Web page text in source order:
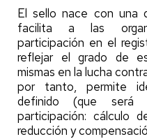
El sello nace con una
facilita a las
participación en el
reflejar el grado de
mismas en la lucha
por tanto, permite
definido (que será
participación: cálculo
reducción y